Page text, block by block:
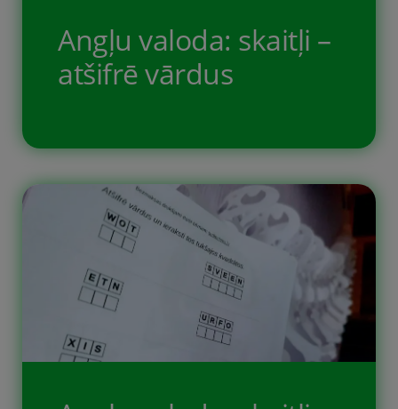
Angļu valoda: skaitļi –
atšifrē vārdus
Bezmaksas drukājamas darba lapas
bērniem angļu valodā. Tēma “skaitļi”.
Desmit uzdevuma lapās bērnam ir
jāsavieno pareizie vārdi angliski ar to
tulkojumiem latviski. Printējamie
uzdevumi ir papildmateriāls Oxford